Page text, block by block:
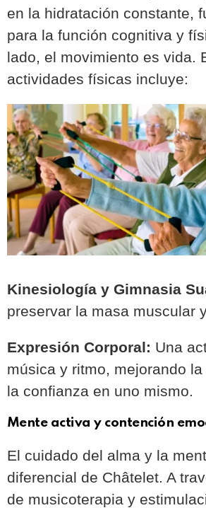
en la hidratación constante,
para la función cognitiva y
lado, el movimiento es vida.
actividades físicas incluye:
Kinesiología y Gimnasia
preservar la masa muscular
Expresión Corporal: Una
música y ritmo, mejorando
la confianza en uno mismo.
Mente activa y contención
El cuidado del alma y la
diferencial de Châtelet. A
de musicoterapia y